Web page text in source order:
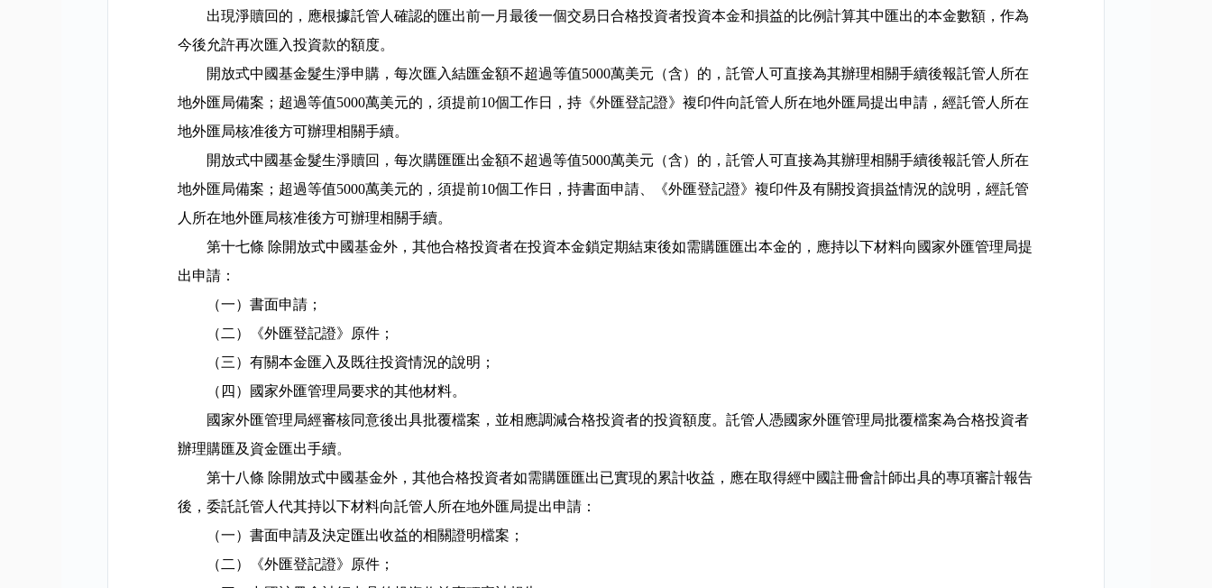
出現淨贖回的，應根據託管人確認的匯出前一月最後一個交易日合格投資者投資本金和損益的比例計算其中匯出的本金數額，作為
今後允許再次匯入投資款的額度。
開放式中國基金髮生淨申購，每次匯入結匯金額不超過等值5000萬美元（含）的，託管人可直接為其辦理相關手續後報託管人所在
地外匯局備案；超過等值5000萬美元的，須提前10個工作日，持《外匯登記證》複印件向託管人所在地外匯局提出申請，經託管人所在
地外匯局核准後方可辦理相關手續。
開放式中國基金髮生淨贖回，每次購匯匯出金額不超過等值5000萬美元（含）的，託管人可直接為其辦理相關手續後報託管人所在
地外匯局備案；超過等值5000萬美元的，須提前10個工作日，持書面申請、《外匯登記證》複印件及有關投資損益情況的說明，經託管
人所在地外匯局核准後方可辦理相關手續。
第十七條 除開放式中國基金外，其他合格投資者在投資本金鎖定期結束後如需購匯匯出本金的，應持以下材料向國家外匯管理局提
出申請：
（一）書面申請；
（二）《外匯登記證》原件；
（三）有關本金匯入及既往投資情況的說明；
（四）國家外匯管理局要求的其他材料。
國家外匯管理局經審核同意後出具批覆檔案，並相應調減合格投資者的投資額度。託管人憑國家外匯管理局批覆檔案為合格投資者
辦理購匯及資金匯出手續。
第十八條 除開放式中國基金外，其他合格投資者如需購匯匯出已實現的累計收益，應在取得經中國註冊會計師出具的專項審計報告
後，委託託管人代其持以下材料向託管人所在地外匯局提出申請：
（一）書面申請及決定匯出收益的相關證明檔案；
（二）《外匯登記證》原件；